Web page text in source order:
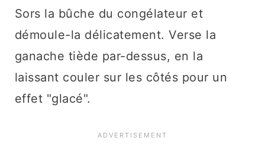
Sors la bûche du congélateur et
démoule-la délicatement. Verse la
ganache tiède par-dessus, en la
laissant couler sur les côtés pour un
effet "glacé".